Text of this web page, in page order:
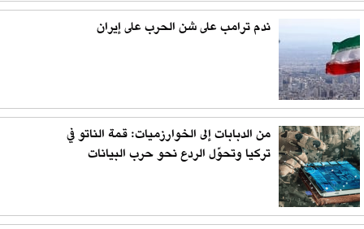
ندم ترامب على شن الحرب على إيران
من الدبابات إلى الخوارزميات: قمة الناتو في
تركيا وتحوّل الردع نحو حرب البيانات